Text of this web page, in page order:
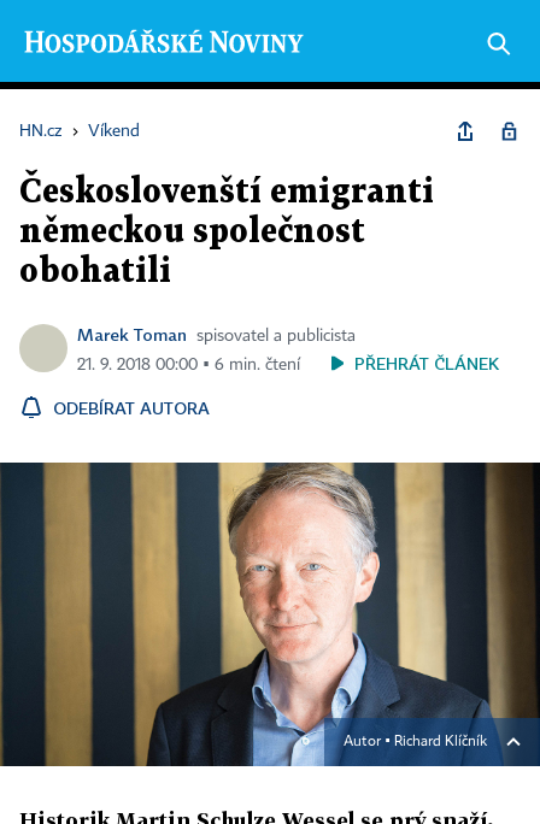
HN.cz › Víkend
Českoslovenští emigranti
německou společnost
obohatili
Marek Toman
spisovatel a publicista
21. 9. 2018 00:00 ▪ 6 min. čtení
PŘEHRÁT ČLÁNEK
ODEBÍRAT AUTORA
Autor ▪ Richard Klíčník